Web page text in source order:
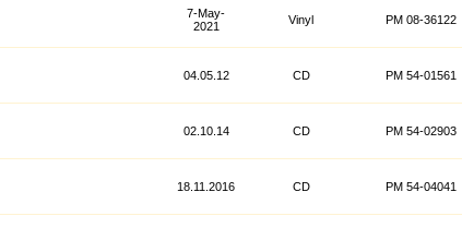
7-May-
2021
Vinyl PM 08-36122
04.05.12 CD PM 54-01561
02.10.14 CD PM 54-02903
18.11.2016 CD PM 54-04041